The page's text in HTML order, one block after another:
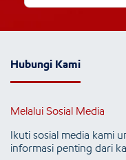
Hubungi Kami
Melalui Sosial Media
Ikuti sosial media kami
informasi penting dari